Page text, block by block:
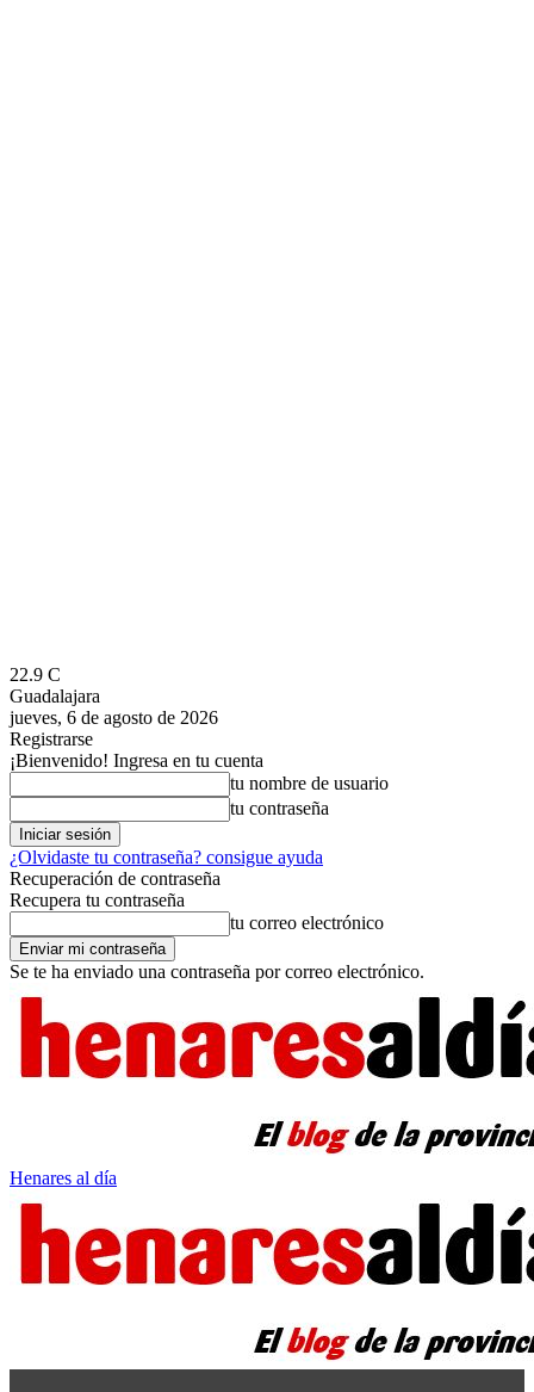
22.9 C
Guadalajara
jueves, 6 de agosto de 2026
Registrarse
¡Bienvenido! Ingresa en tu cuenta
tu nombre de usuario
tu contraseña
¿Olvidaste tu contraseña? consigue ayuda
Recuperación de contraseña
Recupera tu contraseña
tu correo electrónico
Se te ha enviado una contraseña por correo electrónico.
Henares al día